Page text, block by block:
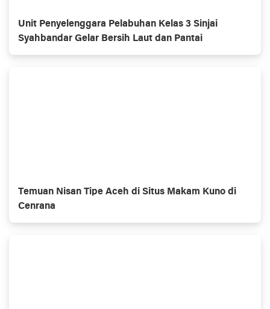
Unit Penyelenggara Pelabuhan Kelas 3 Sinjai
Syahbandar Gelar Bersih Laut dan Pantai
Temuan Nisan Tipe Aceh di Situs Makam Kuno di
Cenrana